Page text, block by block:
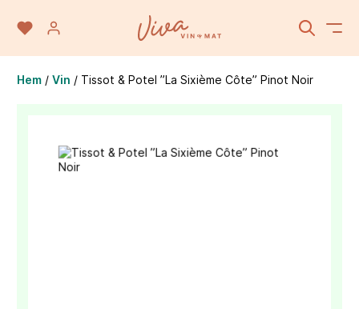
Hem / Vin / Tissot & Potel ”La Sixième Côte” Pinot Noir